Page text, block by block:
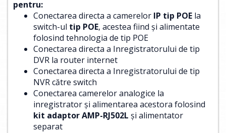
pentru:
Conectarea directa a camerelor IP tip POE la
switch-ul tip POE, acestea fiind și alimentate
folosind tehnologia de tip POE
Conectarea directa a Inregistratorului de tip
DVR la router internet
Conectarea directa a Inregistratorului de tip
NVR către switch
Conectarea camerelor analogice la
inregistrator și alimentarea acestora folosind
kit adaptor AMP-RJ502L și alimentator
separat